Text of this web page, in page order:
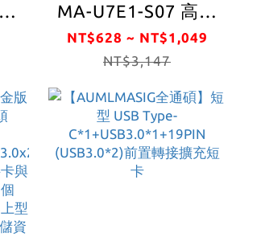
MA-U7E1-S07 高速
7-PORT 電腦主機板
擴充卡 / PCI-E 轉
USB 3.0 擴充卡 桌
上型電腦USB3.0擴
充卡最多7接後置 /
雙核心 瑞薩科技主
NT$628 ~ NT$1,049
NT$3,147